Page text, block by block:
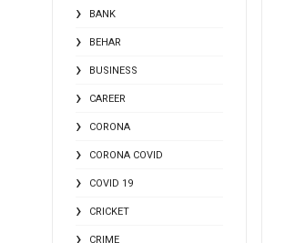
BANK
BEHAR
BUSINESS
CAREER
CORONA
CORONA COVID
COVID 19
CRICKET
CRIME